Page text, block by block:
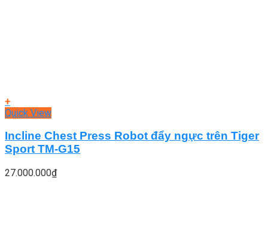
+
Quick View
Incline Chest Press Robot đẩy ngực trên Tiger
Sport TM-G15
27.000.000₫